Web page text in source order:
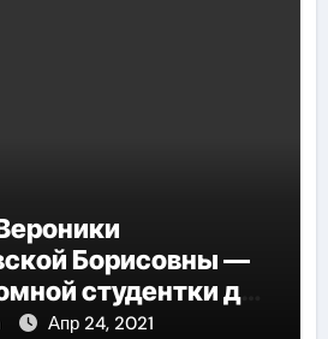
Борисовны —
студентки до
достижений в
Апр 24, 2021